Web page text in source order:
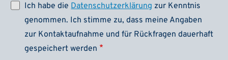
Ich habe die Datenschutzerklärung zur Kenntnis
genommen. Ich stimme zu, dass meine Angaben
zur Kontaktaufnahme und für Rückfragen dauerhaft
gespeichert werden